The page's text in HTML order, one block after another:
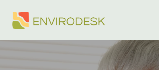
naar